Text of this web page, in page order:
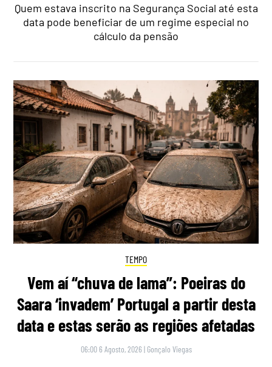
Quem estava inscrito na Segurança Social até esta
data pode beneficiar de um regime especial no
cálculo da pensão
TEMPO
Vem aí “chuva de lama”: Poeiras do
Saara ‘invadem’ Portugal a partir desta
data e estas serão as regiões afetadas
06:00 6 Agosto, 2026 | Gonçalo Viegas